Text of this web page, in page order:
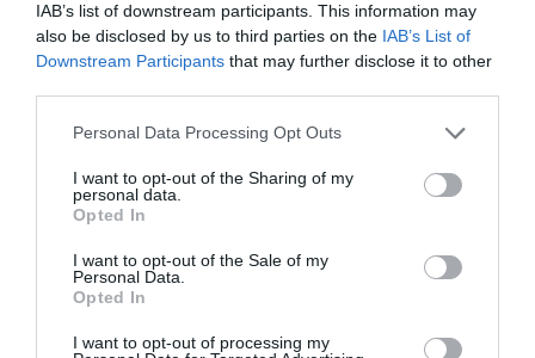
IAB’s list of downstream participants. This information may
also be disclosed by us to third parties on the IAB’s List of
Downstream Participants that may further disclose it to other
Please note that this website/app uses one or more Google
not limited to your visit or usage behaviour. You may click to
grant or deny consent to Google and its third-party tags to
use your data for below specified purposes in below Google
consent section.
Personal Data Processing Opt Outs
I want to opt-out of the Sharing of my
personal data.
Opted In
I want to opt-out of the Sale of my
Personal Data.
Opted In
I want to opt-out of processing my
γυναικών
Πραγματοποιήθηκε η κλήρωση της Volley League